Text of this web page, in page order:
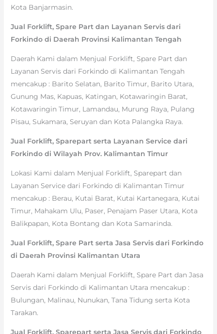
Kota Banjarmasin.
Jual Forklift, Spare Part dan Layanan Servis dari
Forkindo di Daerah Provinsi Kalimantan Tengah
Daerah Kami dalam Menjual Forklift, Spare Part dan
Layanan Servis dari Forkindo di Kalimantan Tengah
mencakup : Barito Selatan, Barito Timur, Barito Utara,
Gunung Mas, Kapuas, Katingan, Kotawaringin Barat,
Kotawaringin Timur, Lamandau, Murung Raya, Pulang
Pisau, Sukamara, Seruyan dan Kota Palangka Raya.
Jual Forklift, Sparepart serta Layanan Service dari
Forkindo di Wilayah Prov. Kalimantan Timur
Lokasi Kami dalam Menjual Forklift, Sparepart dan
Layanan Service dari Forkindo di Kalimantan Timur
mencakup : Berau, Kutai Barat, Kutai Kartanegara, Kutai
Timur, Mahakam Ulu, Paser, Penajam Paser Utara, Kota
Balikpapan, Kota Bontang dan Kota Samarinda.
Jual Forklift, Spare Part serta Jasa Servis dari Forkindo
di Daerah Provinsi Kalimantan Utara
Daerah Kami dalam Menjual Forklift, Spare Part dan Jasa
Servis dari Forkindo di Kalimantan Utara mencakup :
Bulungan, Malinau, Nunukan, Tana Tidung serta Kota
Tarakan.
Jual Forklift, Sparepart serta Jasa Servis dari Forkindo